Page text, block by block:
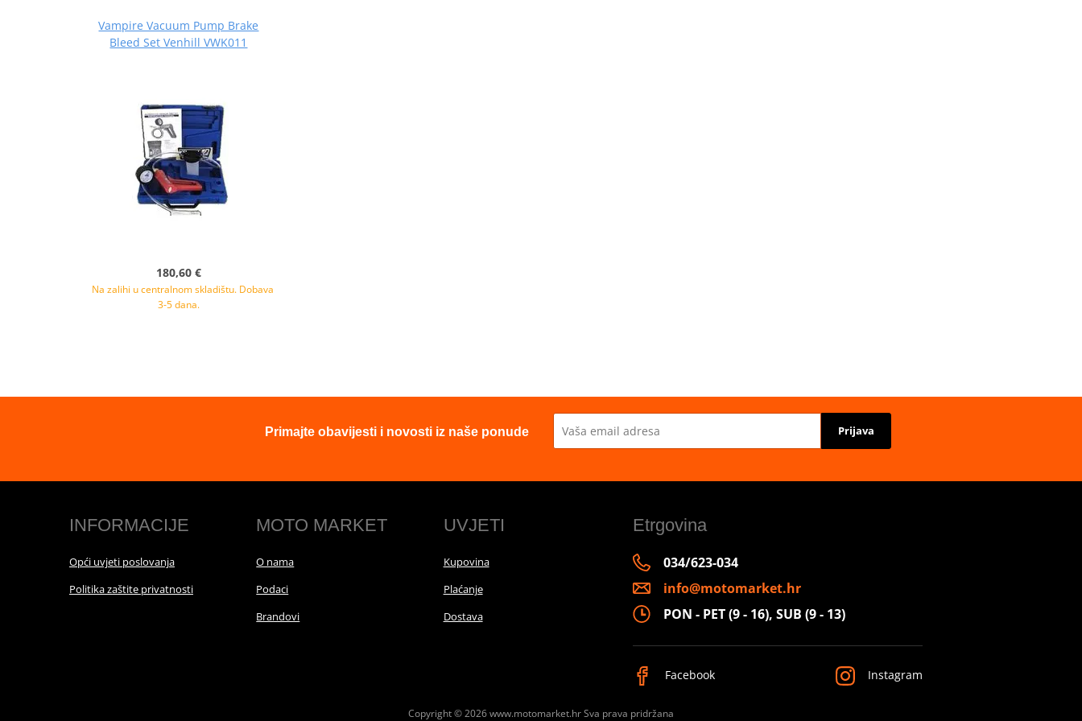
Vampire Vacuum Pump Brake
Bleed Set Venhill VWK011
180,60 €
Na zalihi u centralnom skladištu. Dobava
3-5 dana.
Primajte obavijesti i novosti iz naše ponude Prijava
INFORMACIJE
Opći uvjeti poslovanja
Politika zaštite privatnosti
MOTO MARKET
O nama
Podaci
Brandovi
UVJETI
Kupovina
Plaćanje
Dostava
Etrgovina
034/623-034
info@motomarket.hr
PON - PET (9 - 16), SUB (9 - 13)
Facebook Instagram
Copyright © 2026 www.motomarket.hrSva prava pridržana